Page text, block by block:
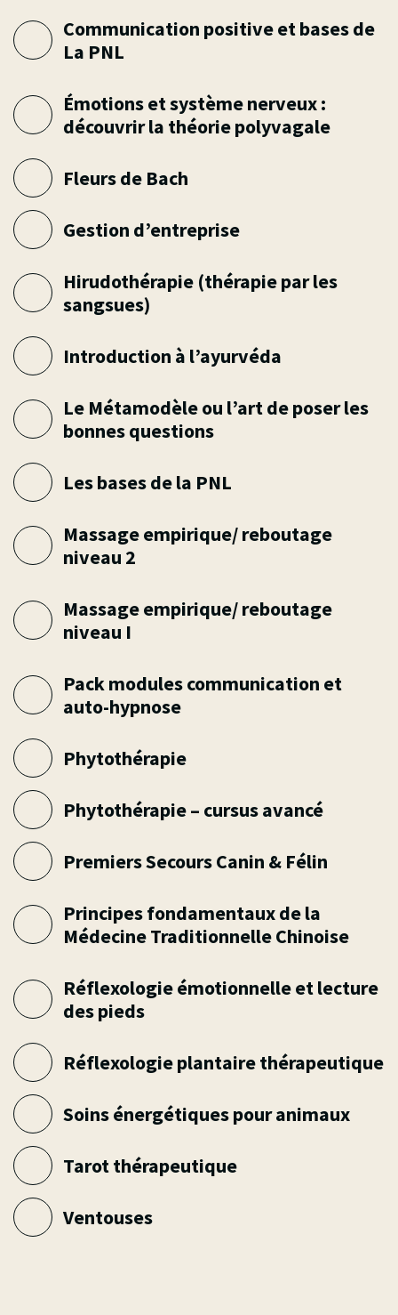
¦ 2026
Communication positive et bases de
La PNL
Émotions et système nerveux :
découvrir la théorie polyvagale
Fleurs de Bach
Gestion d’entreprise
Hirudothérapie (thérapie par les
sangsues)
Introduction à l’ayurvéda
Le Métamodèle ou l’art de poser les
bonnes questions
Les bases de la PNL
Massage empirique/ reboutage
niveau 2
Massage empirique/ reboutage
niveau I
Pack modules communication et
auto-hypnose
Phytothérapie
Phytothérapie – cursus avancé
Premiers Secours Canin & Félin
Principes fondamentaux de la
Médecine Traditionnelle Chinoise
Réflexologie émotionnelle et lecture
des pieds
Réflexologie plantaire thérapeutique
Soins énergétiques pour animaux
Tarot thérapeutique
Ventouses